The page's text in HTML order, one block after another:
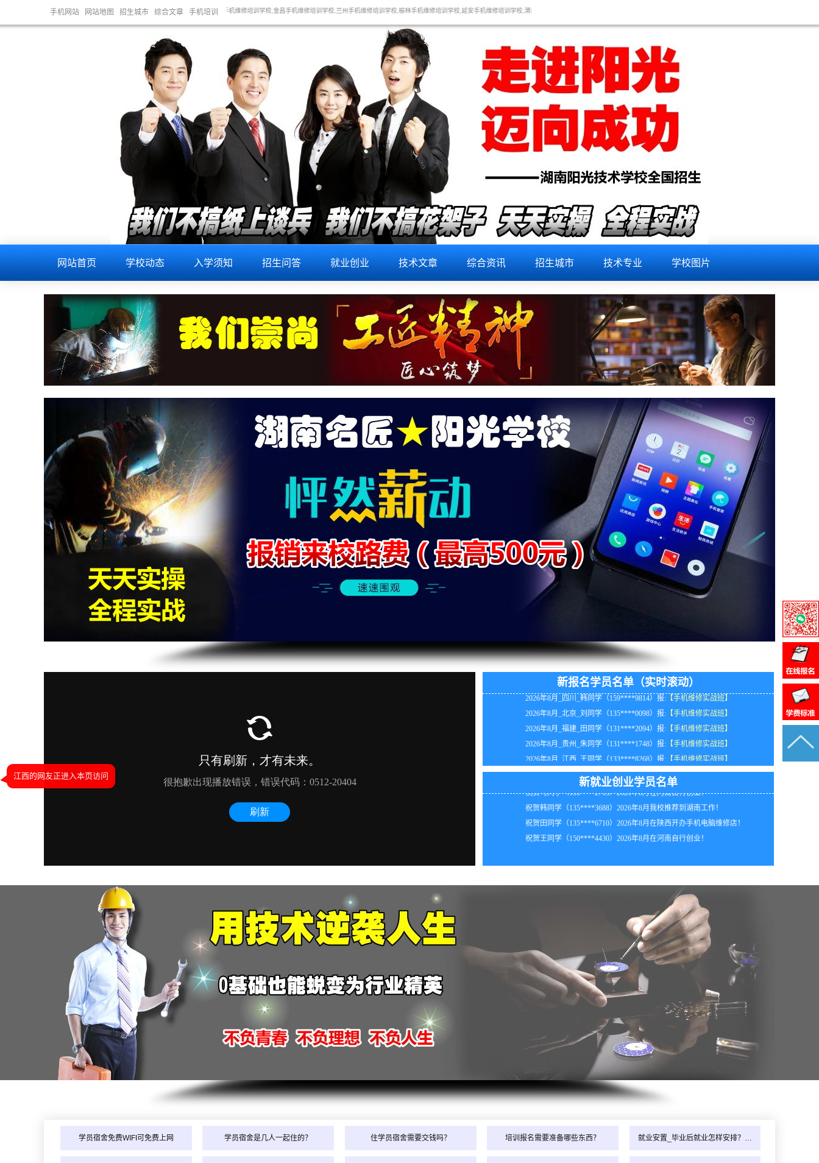
手机网站 网站地图 招生城市 综合文章 手机培训
校,酒泉手机维修培训学校,张掖手机维修培训学校,天水手机维修培训学校,金昌手机维修培训学校,兰州手机维修培训学校,榆林手机维修培训学校,延安手机维修培训学校,渭南手机维修培训学校,铜川手机维修培训学校,阿里手机维修培训学校,山南手机维修培训学校,拉萨手机维修培训学校,怒江
网站首页 学校动态 入学须知 招生问答 就业创业 技术文章 综合资讯 招生城市 技术专业 学校图片
新报名学员名单（实时滚动）
2026年8月_四川_韩同学（159****9814）报: 【手机维修实战班】
2026年8月_北京_刘同学（135****0098）报: 【手机维修实战班】
2026年8月_福建_田同学（131****2094）报: 【手机维修实战班】
2026年8月_贵州_朱同学（131****1748）报: 【手机维修实战班】
2026年8月_江西_王同学（133****8268）报: 【手机维修实战班】
2026年8月_河南_刘同学（130****1429）报:【手机维修实战班】
2026年8月_湖南_卢同学（133****7940）报: 【手机维修实战班】
2026年8月_河南_韩同学（138****8058）报:【手机维修实战班】
2026年8月_重庆_林同学（130****0029）报:【手机维修实战班】
2026年8月_山东_陈同学（139****4852）报:【手机维修实战班】
2026年8月_安徽_王同学（130****5410）报:【手机维修实战班】
新就业创业学员名单
祝贺潘同学（138****5877）2026年8月在广东开办维修公司！
祝贺马同学（150****2713）2026年8月在河南自行创业！
祝贺韩同学（135****3688）2026年8月我校推荐到湖南工作！
祝贺田同学（135****6710）2026年8月在陕西开办手机电脑维修店！
祝贺王同学（150****4430）2026年8月在河南自行创业！
学员宿舍免费WIFI可免费上网 学员宿舍是几人一起住的？ 住学员宿舍需要交钱吗？ 培训报名需要准备哪些东西？ 就业安置_毕业后就业怎样安排？…